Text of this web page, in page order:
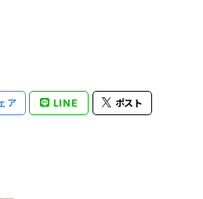
ア LINE ポスト